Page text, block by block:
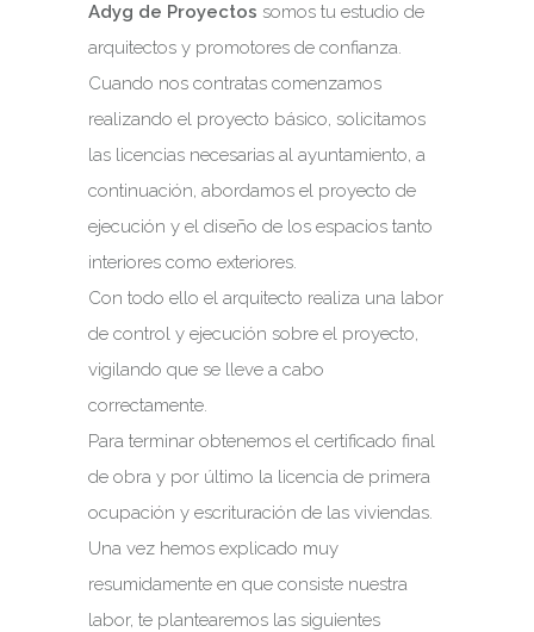
Adyg de Proyectos somos tu estudio de
arquitectos y promotores de confianza.
Cuando nos contratas comenzamos
realizando el proyecto básico, solicitamos
las licencias necesarias al ayuntamiento, a
continuación, abordamos el proyecto de
ejecución y el diseño de los espacios tanto
interiores como exteriores.
Con todo ello el arquitecto realiza una labor
de control y ejecución sobre el proyecto,
vigilando que se lleve a cabo
correctamente.
Para terminar obtenemos el certificado final
de obra y por último la licencia de primera
ocupación y escrituración de las viviendas.
Una vez hemos explicado muy
resumidamente en que consiste nuestra
labor, te plantearemos las siguientes